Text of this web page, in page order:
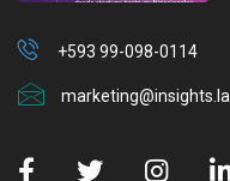
+593 99-098-0114
marketing@insights.la